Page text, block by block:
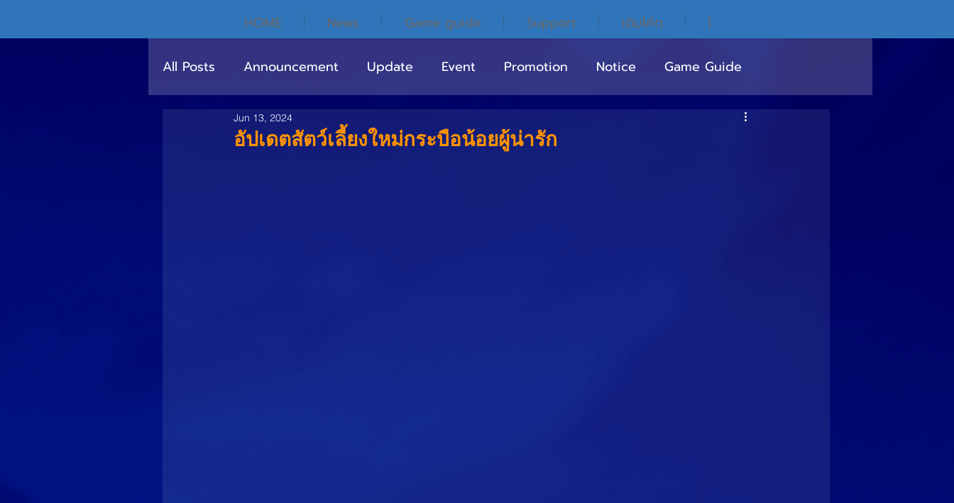
HOME News Game guide Support เติมโค้ด |
All Posts Announcement Update Event Promotion Notice Game Guide
อัปเดตสัตว์เลี้ยงใหม่กระบือน้อยผู้น่ารัก
Jun 13, 2024